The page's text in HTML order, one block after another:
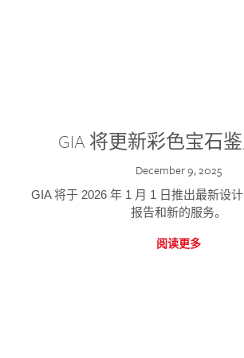
GIA 将更新彩色宝石
December 9, 2025
GIA 将于 2026 年 1 月 1 日推出最新设
报告和新的服务。
阅读更多